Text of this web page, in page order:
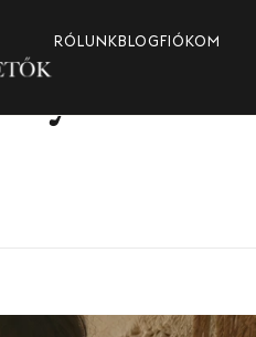
RÓLUNKBLOGFIÓKOM